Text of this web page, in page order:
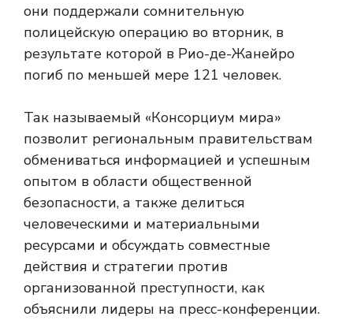
они поддержали сомнительную
полицейскую операцию во вторник, в
результате которой в Рио-де-Жанейро
погиб по меньшей мере 121 человек.
Так называемый «Консорциум мира»
позволит региональным правительствам
обмениваться информацией и успешным
опытом в области общественной
безопасности, а также делиться
человеческими и материальными
ресурсами и обсуждать совместные
действия и стратегии против
организованной преступности, как
объяснили лидеры на пресс-конференции.